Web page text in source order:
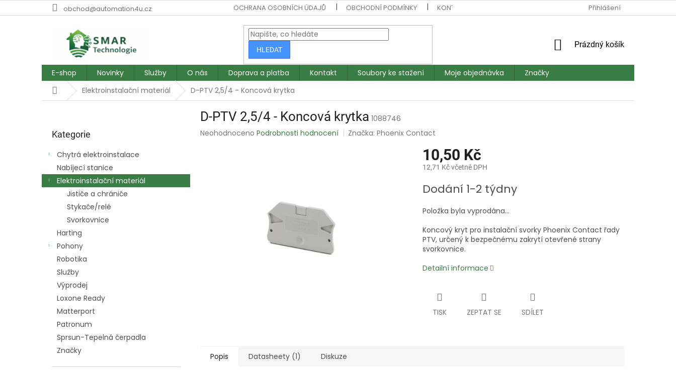
na
obchod@automation4u.cz OCHRANA OSOBNÍCH ÚDAJŮ OBCHODNÍ PODMÍNKY KONTAKT MAPA SERVERU
Přihlášení
HLEDAT
NÁKUPNÍ
Prázdný košík
E-shop Novinky Služby O nás Doprava a platba Kontakt Soubory ke stažení Moje objednávka
Značky
DomůElektroinstalační materiál D-PTV 2,5/4 - Koncová krytka
n
kategorie
Kategorie
Chytrá elektroinstalace
Nabíjecí stanice
Elektroinstalační materiál
Jističe a chrániče
Stykače/relé
Svorkovnice
Harting
Pohony
Robotika
Služby
Výprodej
Loxone Ready
Matterport
Patronum
Sprsun-Tepelná čerpadla
Značky
D-PTV 2,5/4 - Koncová krytka 1088746
Průměrné
Neohodnoceno Podrobnosti hodnocení Značka:Phoenix Contact
10,50 Kč
12,71 Kč včetně DPH
cena:
Dodání 1-2 týdny
Položka byla vyprodána…
Koncový kryt pro instalační svorky Phoenix Contact řady
PTV, určený k bezpečnému zakrytí otevřené strany
svorkovnice.
Detailní informace
TISK ZEPTAT SE SDÍLET
Popis Datasheety (1) Diskuze